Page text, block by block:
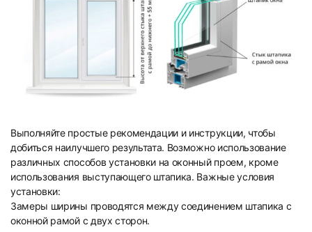
Выполняйте простые рекомендации и инструкции, чтобы
добиться наилучшего результата. Возможно использование
различных способов установки на оконный проем, кроме
использования выступающего штапика. Важные условия
установки:
Замеры ширины проводятся между соединением штапика с
оконной рамой с двух сторон.